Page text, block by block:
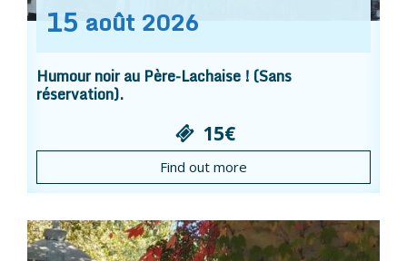
15 août 2026
Humour noir au Père-Lachaise ! (Sans
réservation).
15€
Find out more